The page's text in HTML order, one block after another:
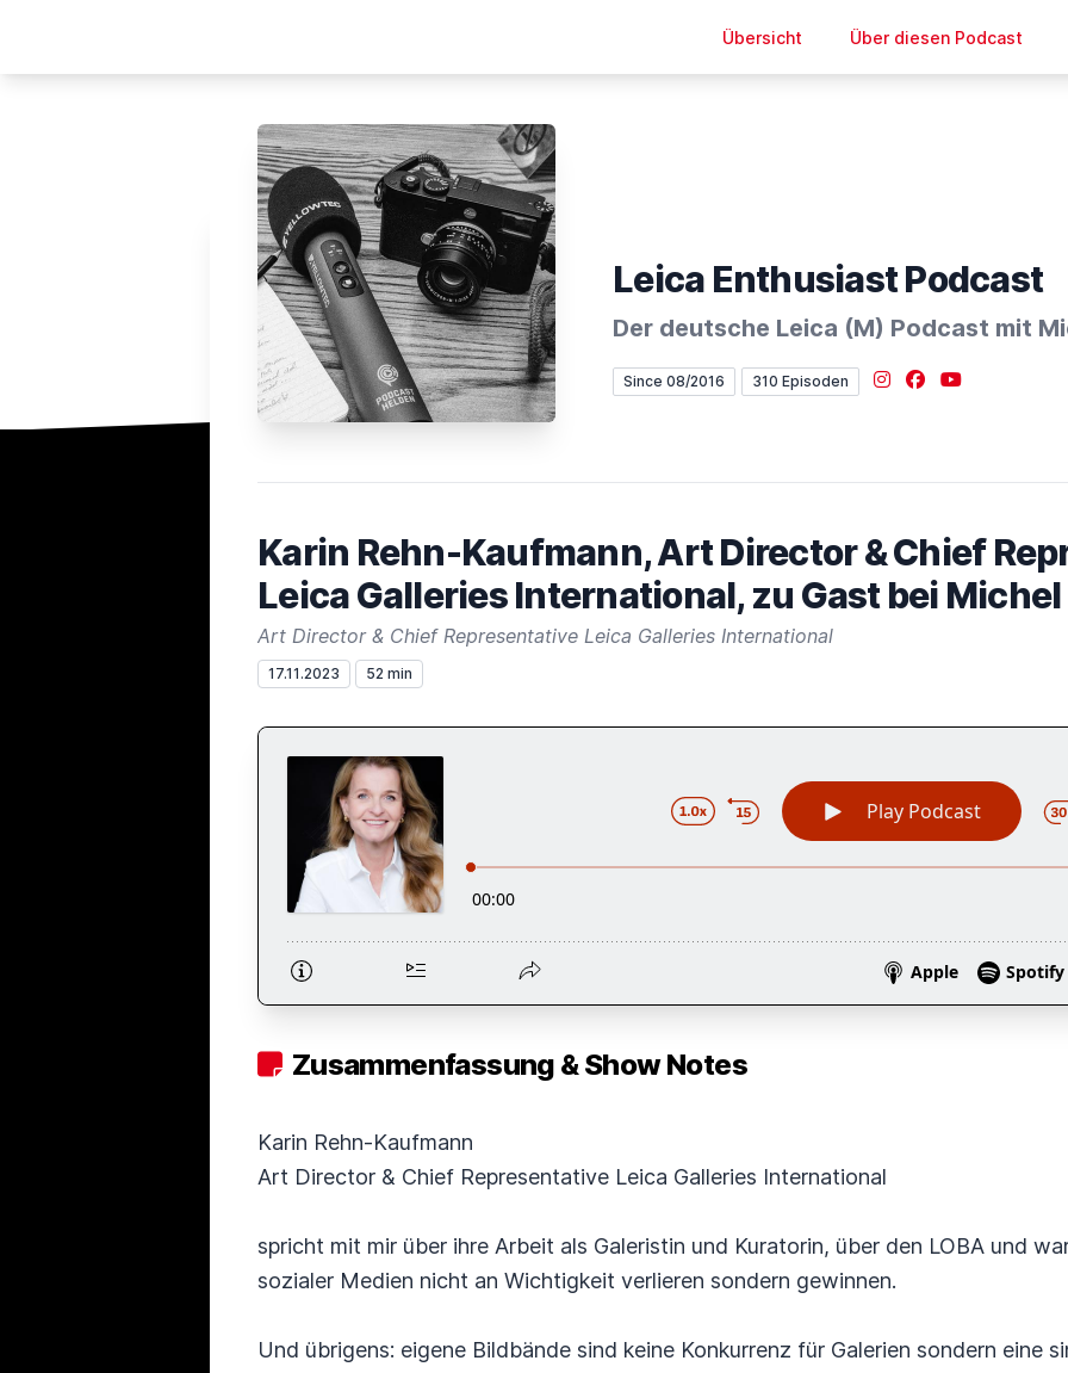
Übersicht Über diesen Podcast
Leica Enthusiast Podcast
Der deutsche Leica (M) Podcast mit
Since 08/2016 310 Episoden Instagram
Facebook
YouTube
Karin Rehn-Kaufmann, Art Director & Chief
Leica Galleries International, zu Gast bei
Art Director & Chief Representative Leica Galleries International
17.11.2023 52 min
Zusammenfassung & Show Notes
Karin Rehn-Kaufmann
Art Director & Chief Representative Leica Galleries International
spricht mit mir über ihre Arbeit als Galeristin und Kuratorin, über den LOBA und
sozialer Medien nicht an Wichtigkeit verlieren sondern gewinnen.
Und übrigens: eigene Bildbände sind keine Konkurrenz für Galerien sondern eine